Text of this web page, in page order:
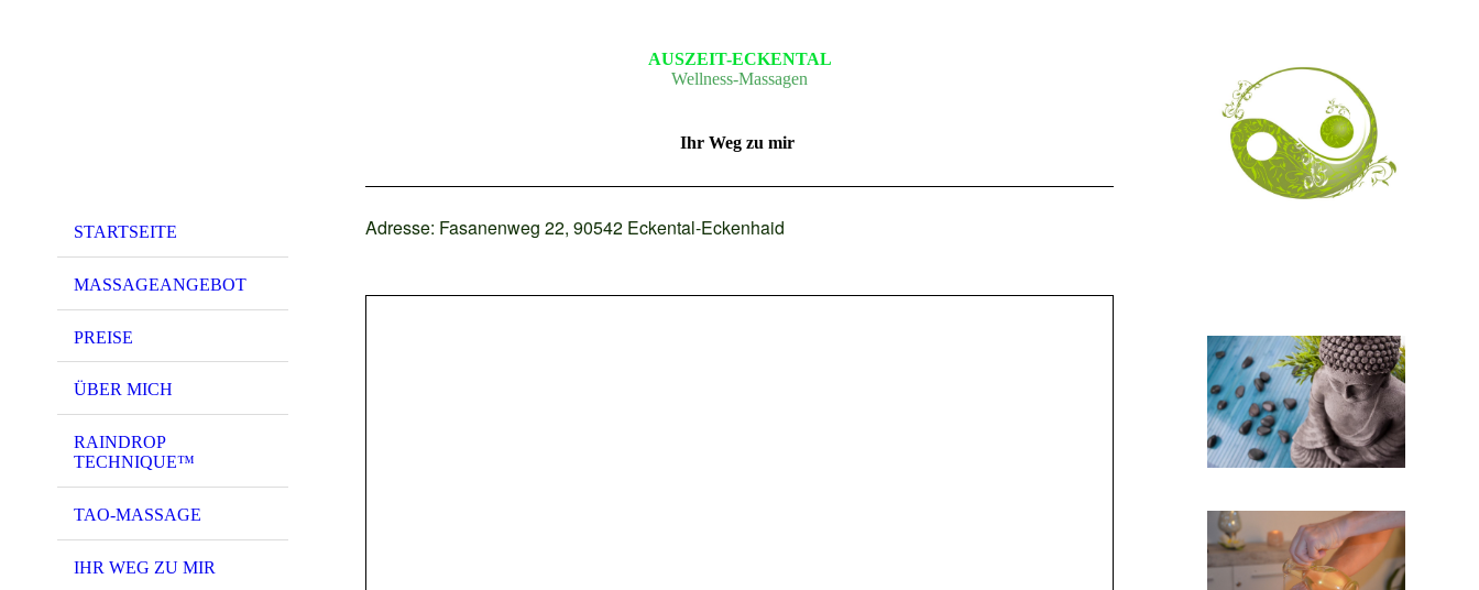
STARTSEITE
MASSAGEANGEBOT
PREISE
ÜBER MICH
RAINDROP
TECHNIQUE™
TAO-MASSAGE
IHR WEG ZU MIR
AUSZEIT-ECKENTAL
Wellness-Massagen
Ihr Weg zu mir
Adresse: Fasanenweg 22, 90542 Eckental-Eckenhaid